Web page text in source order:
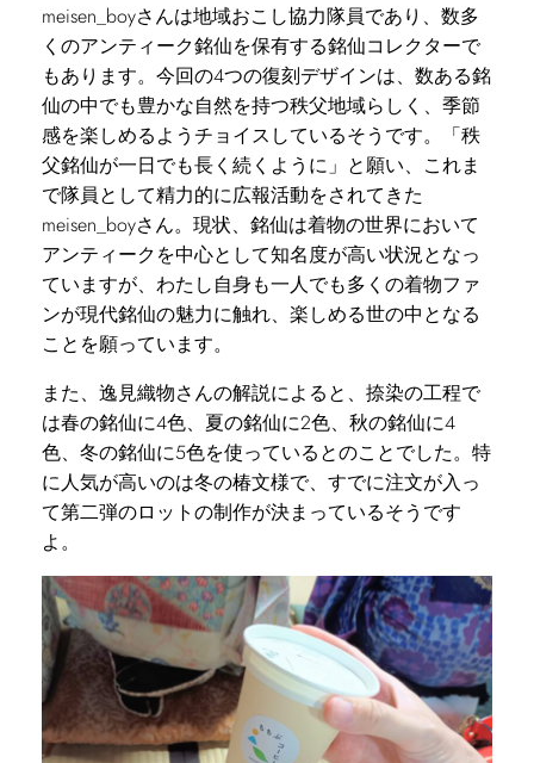
meisen_boyさんは地域おこし協力隊員であり、数多
くのアンティーク銘仙を保有する銘仙コレクターで
もあります。今回の4つの復刻デザインは、数ある銘
仙の中でも豊かな自然を持つ秩父地域らしく、季節
感を楽しめるようチョイスしているそうです。「秩
父銘仙が一日でも長く続くように」と願い、これま
で隊員として精力的に広報活動をされてきた
meisen_boyさん。現状、銘仙は着物の世界において
アンティークを中心として知名度が高い状況となっ
ていますが、わたし自身も一人でも多くの着物ファ
ンが現代銘仙の魅力に触れ、楽しめる世の中となる
ことを願っています。
また、逸見織物さんの解説によると、捺染の工程で
は春の銘仙に4色、夏の銘仙に2色、秋の銘仙に4
色、冬の銘仙に5色を使っているとのことでした。特
に人気が高いのは冬の椿文様で、すでに注文が入っ
て第二弾のロットの制作が決まっているそうです
よ。